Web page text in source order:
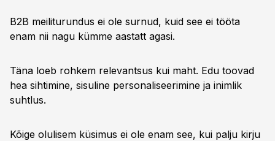
B2B meiliturundus ei ole surnud, kuid see ei tööta
enam nii nagu kümme aastatt agasi.
Täna loeb rohkem relevantsus kui maht. Edu toovad
hea sihtimine, sisuline personaliseerimine ja inimlik
suhtlus.
Kõige olulisem küsimus ei ole enam see, kui palju kirju